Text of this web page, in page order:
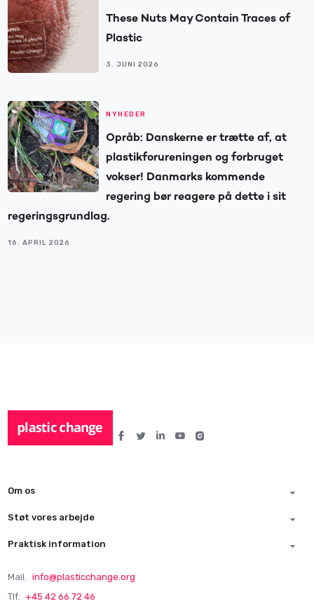
These Nuts May Contain Traces of
Plastic
3. JUNI 2026
NYHEDER
Opråb: Danskerne er trætte af, at
plastikforureningen og forbruget
vokser! Danmarks kommende
regering bør reagere på dette i sit
regeringsgrundlag.
16. APRIL 2026
Om os
Støt vores arbejde
Praktisk information
Mail.
info@plasticchange.org
Tlf.
+45 42 66 72 46